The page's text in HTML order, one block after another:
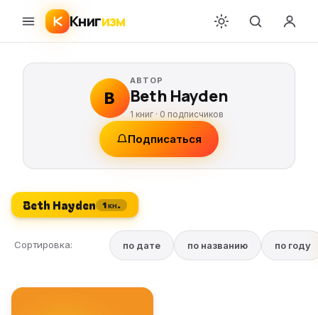
Книгизм
B
АВТОР
Beth Hayden
1 книг · 0 подписчиков
Подписаться
Beth Hayden 1 кн.
Сортировка: по дате по названию по году